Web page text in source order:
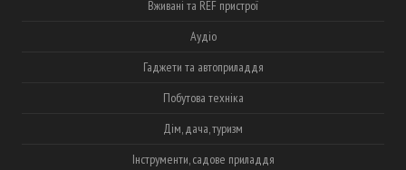
Вживані та REF пристрої
Аудіо
Гаджети та автоприладдя
Побутова техніка
Дім, дача, туризм
Інструменти, садове приладдя